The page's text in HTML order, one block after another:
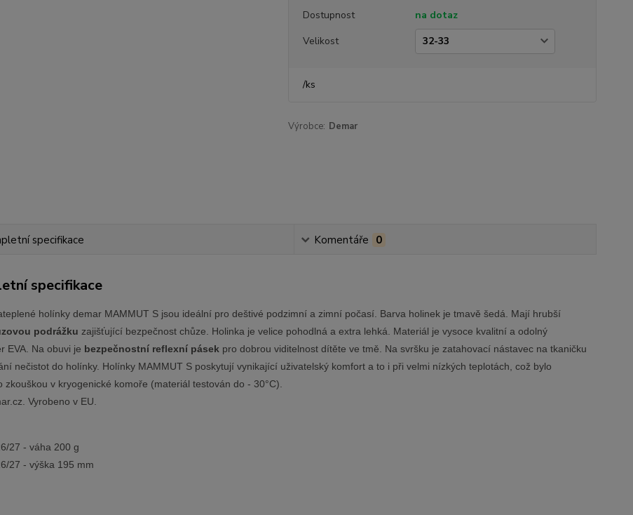
Dostupnost
na dotaz
Velikost
/ks
Výrobce: Demar
specifikace Komentáře 0
specifikace
holínky demar MAMMUT S jsou ideální pro deštivé podzimní a zimní počasí. Barva holinek je tmavě šedá. Mají hrubší
podrážku zajišťující bezpečnost chůze. Holinka je velice pohodlná a extra lehká. Materiál je vysoce kvalitní a odolný
EVA. Na obuvi je bezpečnostní reflexní pásek pro dobrou viditelnost dítěte ve tmě. Na svršku je zatahovací nástavec na tkaničku
nečistot do holínky. Holínky MAMMUT S poskytují vynikající uživatelský komfort a to i při velmi nízkých teplotách, což bylo
zkouškou v kryogenické komoře (materiál testován do - 30°C).
Vyrobeno v EU.
27 - váha 200 g
27 - výška 195 mm